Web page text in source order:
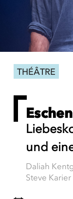
THÉÂTRE
und
Daliah
Steve Karier